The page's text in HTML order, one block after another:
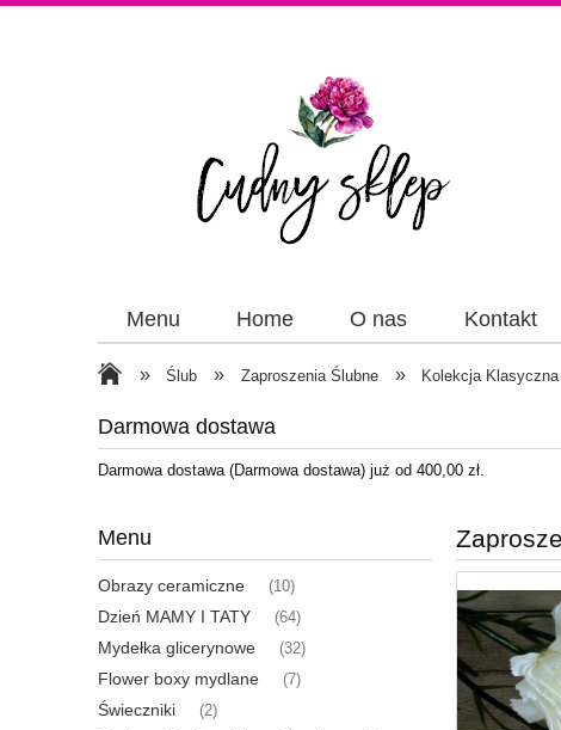
Menu Home O nas Kontakt
Papiery Wstążki
» Ślub » Zaproszenia Ślubne » Kolekcja Klasyczna
Darmowa dostawa
Darmowa dostawa (Darmowa dostawa) już od 400,00 zł.
Menu
Obrazy ceramiczne (10)
Dzień MAMY I TATY (64)
Mydełka glicerynowe (32)
Flower boxy mydlane (7)
Świeczniki (2)